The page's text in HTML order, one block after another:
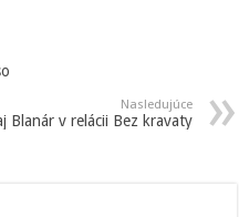
Nasledujúce
Blanár v relácii Bez kravaty